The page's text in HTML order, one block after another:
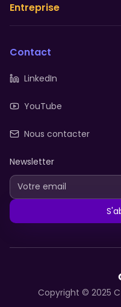
Entreprise
Contact
LinkedIn
YouTube
Nous contacter
Newsletter
Copyright © 2025